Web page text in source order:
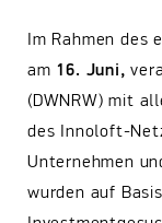
Im Rahmen des
am 16. Juni,
(DWNRW) mit
des Innoloft-
Unternehmen
wurden auf